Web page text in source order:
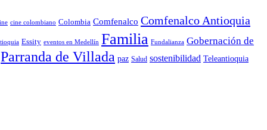
cine colombiano Colombia Comfenalco Comfenalco Antioquia
Essity eventos en Medellín Familia Fundalianza Gobernación de
Parranda de Villada paz Salud sostenibilidad Teleantioquia